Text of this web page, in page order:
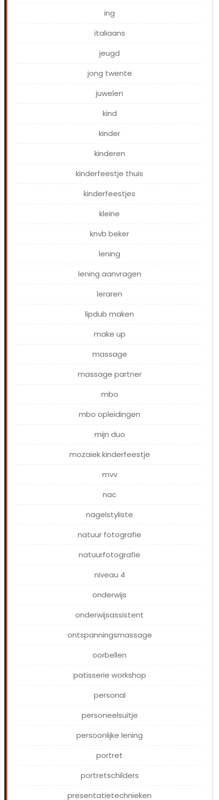
ing
italiaans
jeugd
jong twente
juwelen
kind
kinder
kinderen
kinderfeestje thuis
kinderfeestjes
kleine
knvb beker
lening
lening aanvragen
leraren
lipdub maken
make up
massage
massage partner
mbo
mbo opleidingen
mijn duo
mozaiek kinderfeestje
mvv
nac
nagelstyliste
natuur fotografie
natuurfotografie
niveau 4
onderwijs
onderwijsassistent
ontspanningsmassage
oorbellen
patisserie workshop
personal
personeelsuitje
persoonlijke lening
portret
portretschilders
presentatietechnieken